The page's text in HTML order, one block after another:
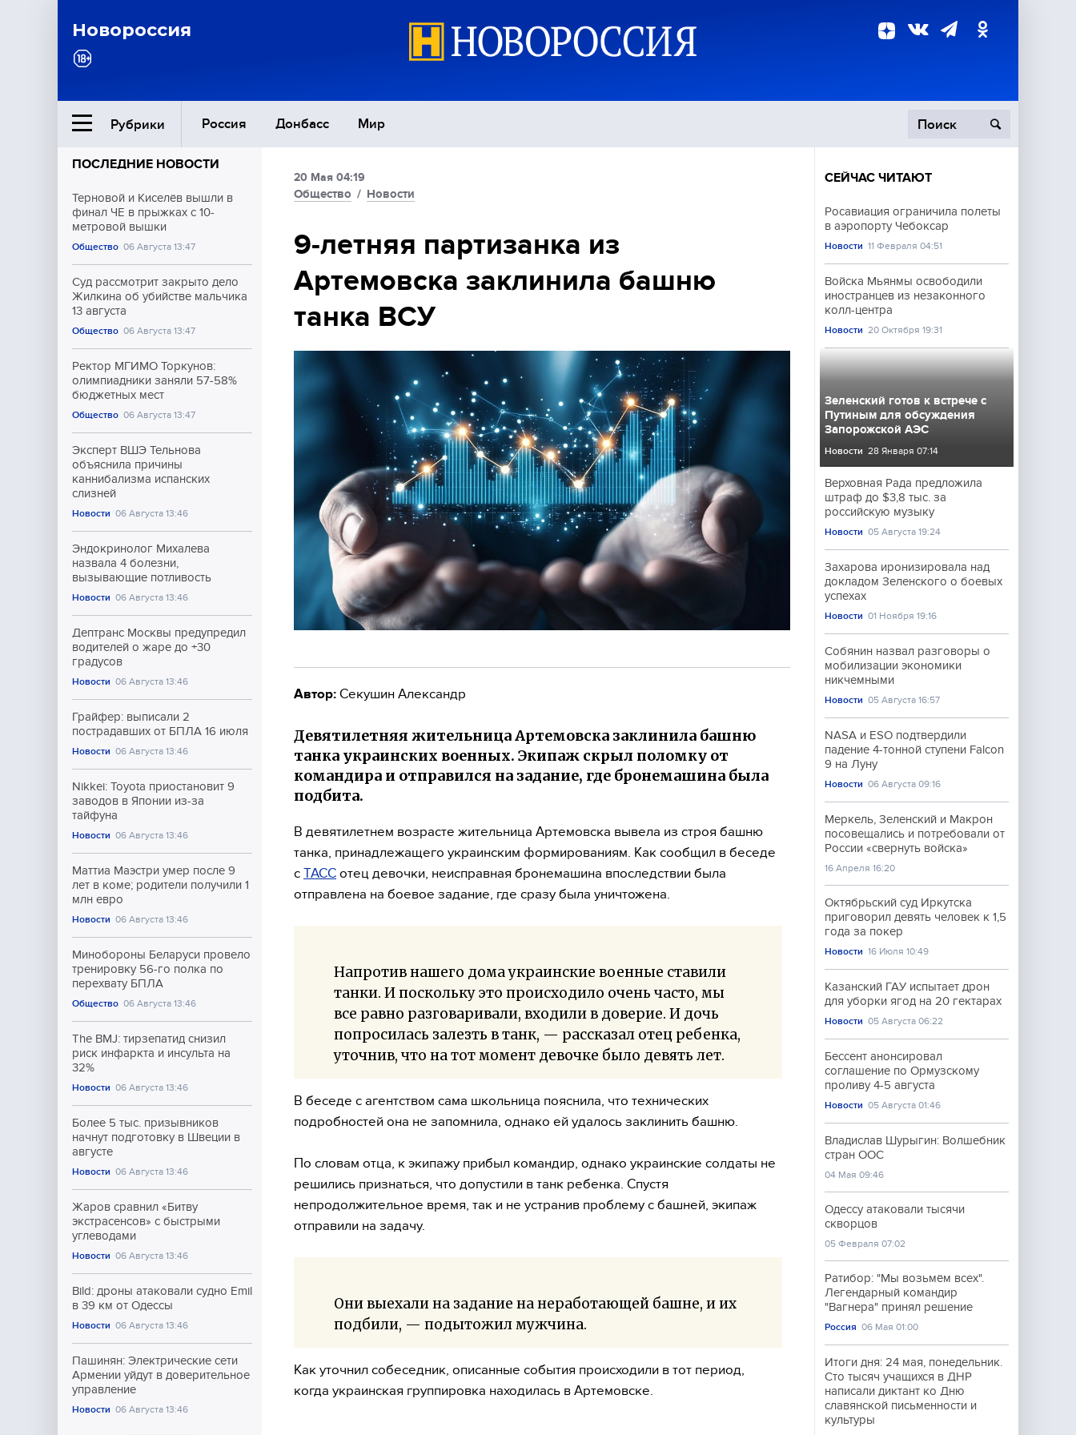
Новороссия
Рубрики Россия Донбасс Мир
Ближний Восток Политика
Общество
Экономика
Происшествия
Культура
Спорт
ПОСЛЕДНИЕ НОВОСТИ
Терновой и Киселёв вышли в
финал ЧЕ в прыжках с 10-
метровой вышки
Общество 06 Августа 13:47
Суд рассмотрит закрыто дело
Жилкина об убийстве мальчика
13 августа
Общество 06 Августа 13:47
Ректор МГИМО Торкунов:
олимпиадники заняли 57-58%
бюджетных мест
Общество 06 Августа 13:47
Эксперт ВШЭ Тельнова
объяснила причины
каннибализма испанских
слизней
Новости 06 Августа 13:46
Эндокринолог Михалева
назвала 4 болезни,
вызывающие потливость
Новости 06 Августа 13:46
Дептранс Москвы предупредил
водителей о жаре до +30
градусов
Новости 06 Августа 13:46
Грайфер: выписали 2
пострадавших от БПЛА 16 июля
Новости 06 Августа 13:46
Nikkei: Toyota приостановит 9
заводов в Японии из-за
тайфуна
Новости 06 Августа 13:46
Маттиа Маэстри умер после 9
лет в коме; родители получили 1
млн евро
Новости 06 Августа 13:46
Минобороны Беларуси провело
тренировку 56-го полка по
перехвату БПЛА
Общество 06 Августа 13:46
The BMJ: тирзепатид снизил
риск инфаркта и инсульта на
32%
Новости 06 Августа 13:46
Более 5 тыс. призывников
начнут подготовку в Швеции в
августе
Новости 06 Августа 13:46
Жаров сравнил «Битву
экстрасенсов» с быстрыми
углеводами
Новости 06 Августа 13:46
Bild: дроны атаковали судно Emil
в 39 км от Одессы
Новости 06 Августа 13:46
Пашинян: Электрические сети
Армении уйдут в доверительное
управление
Новости 06 Августа 13:46
20 Мая 04:19
Общество / Новости
9-летняя партизанка из
Артемовска заклинила башню
танка ВСУ
Автор: Секушин Александр
Девятилетняя жительница Артемовска заклинила башню
танка украинских военных. Экипаж скрыл поломку от
командира и отправился на задание, где бронемашина была
подбита.
В девятилетнем возрасте жительница Артемовска вывела из строя башню
танка, принадлежащего украинским формированиям. Как сообщил в беседе
с ТАСС отец девочки, неисправная бронемашина впоследствии была
отправлена на боевое задание, где сразу была уничтожена.
Напротив нашего дома украинские военные ставили
танки. И поскольку это происходило очень часто, мы
все равно разговаривали, входили в доверие. И дочь
попросилась залезть в танк, — рассказал отец ребенка,
уточнив, что на тот момент девочке было девять лет.
В беседе с агентством сама школьница пояснила, что технических
подробностей она не запомнила, однако ей удалось заклинить башню.
По словам отца, к экипажу прибыл командир, однако украинские солдаты не
решились признаться, что допустили в танк ребенка. Спустя
непродолжительное время, так и не устранив проблему с башней, экипаж
отправили на задачу.
Они выехали на задание на неработающей башне, и их
подбили, — подытожил мужчина.
Как уточнил собеседник, описанные события происходили в тот период,
когда украинская группировка находилась в Артемовске.
СЕЙЧАС ЧИТАЮТ
Росавиация ограничила полеты
в аэропорту Чебоксар
Новости 11 Февраля 04:51
Войска Мьянмы освободили
иностранцев из незаконного
колл-центра
Новости 20 Октября 19:31
Зеленский готов к встрече с
Путиным для обсуждения
Запорожской АЭС
Новости 28 Января 07:14
Верховная Рада предложила
штраф до $3,8 тыс. за
российскую музыку
Новости 05 Августа 19:24
Захарова иронизировала над
докладом Зеленского о боевых
успехах
Новости 01 Ноября 19:16
Собянин назвал разговоры о
мобилизации экономики
никчемными
Новости 05 Августа 16:57
NASA и ESO подтвердили
падение 4-тонной ступени Falcon
9 на Луну
Новости 06 Августа 09:16
Меркель, Зеленский и Макрон
посовещались и потребовали от
России «свернуть войска»
16 Апреля 16:20
Октябрьский суд Иркутска
приговорил девять человек к 1,5
года за покер
Новости 16 Июля 10:49
Казанский ГАУ испытает дрон
для уборки ягод на 20 гектарах
Новости 05 Августа 06:22
Бессент анонсировал
соглашение по Ормузскому
проливу 4-5 августа
Новости 05 Августа 01:46
Владислав Шурыгин: Волшебник
стран ООС
04 Мая 09:46
Одессу атаковали тысячи
скворцов
05 Февраля 07:02
Ратибор: "Мы возьмём всех".
Легендарный командир
"Вагнера" принял решение
Россия 06 Мая 01:00
Итоги дня: 24 мая, понедельник.
Сто тысяч учащихся в ДНР
написали диктант ко Дню
славянской письменности и
культуры